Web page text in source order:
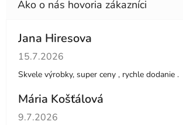
Jana Hiresova
Hodnotenie obchodu je 5 z 5 hviezdičiek.
15.7.2026
Skvele výrobky, super ceny , rychle dodanie .
Mária Košťálová
Hodnotenie obchodu je 5 z 5 hviezdičiek.
9.7.2026